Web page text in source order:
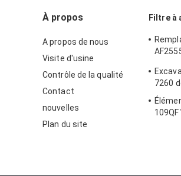
À propos
A propos de nous
Visite d'usine
Contrôle de la qualité
Contact
nouvelles
Plan du site
Filtre à
7260